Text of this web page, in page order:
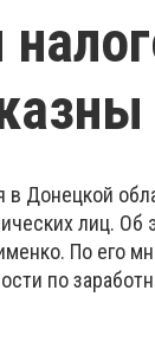
в Донецкой
лиц.
По его
по